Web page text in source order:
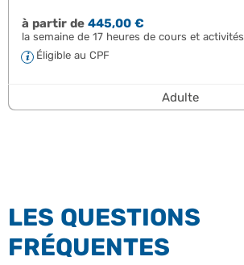
à partir de445,00 €
la semaine de 17 heures de cours et activités
Éligible au CPF
Adulte
LES QUESTIONS
FRÉQUENTES